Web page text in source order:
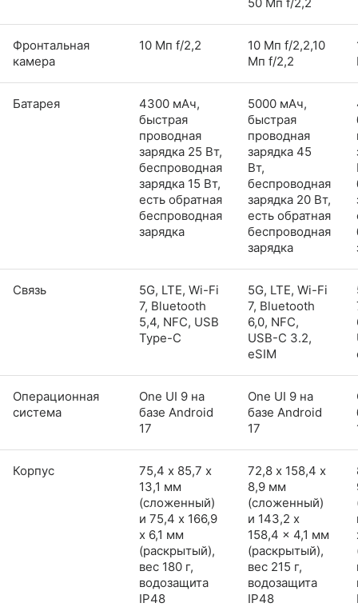
Фронтальная
камера
10 Мп f/2,2
10 Мп f/2,2,10
Мп f/2,2
Батарея
4300 мАч,
быстрая
проводная
зарядка 25 Вт,
беспроводная
зарядка 15 Вт,
есть обратная
беспроводная
зарядка
5000 мАч,
быстрая
проводная
зарядка 45
Вт,
беспроводная
зарядка 20 Вт,
есть обратная
беспроводная
зарядка
Связь
5G, LTE, Wi-Fi
7, Bluetooth
5,4, NFC, USB
Type-C
5G, LTE, Wi-Fi
7, Bluetooth
6,0, NFC,
USB-C 3.2,
eSIM
Операционная
система
One UI 9 на
базе Android
17
One UI 9 на
базе Android
17
Корпус
75,4 х 85,7 х
13,1 мм
(сложенный)
и 75,4 x 166,9
x 6,1 мм
(раскрытый),
вес 180 г,
водозащита
IP48
72,8 х 158,4 х
8,9 мм
(сложенный)
и 143,2 x
158,4 x 4,1 мм
(раскрытый),
вес 215 г,
водозащита
IP48